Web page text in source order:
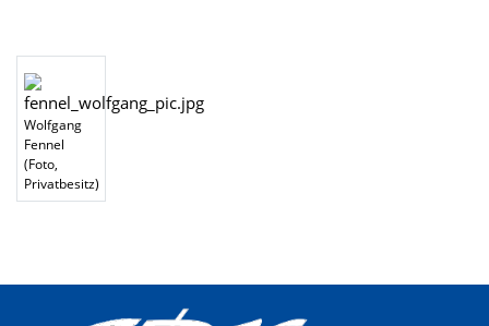
Wolfgang
Fennel
(Foto,
Privatbesitz)